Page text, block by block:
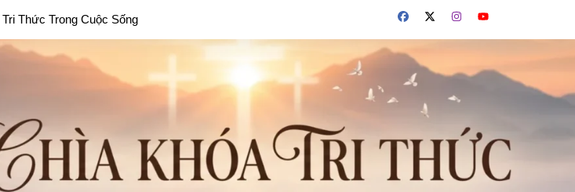
Tri Thức Trong Cuộc Sống